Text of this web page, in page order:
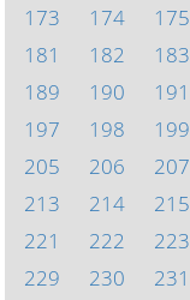
173
174 175
181
182 183
189
190 191
197
198 199
205
206 207
213
214 215
221
222 223
229
230 231